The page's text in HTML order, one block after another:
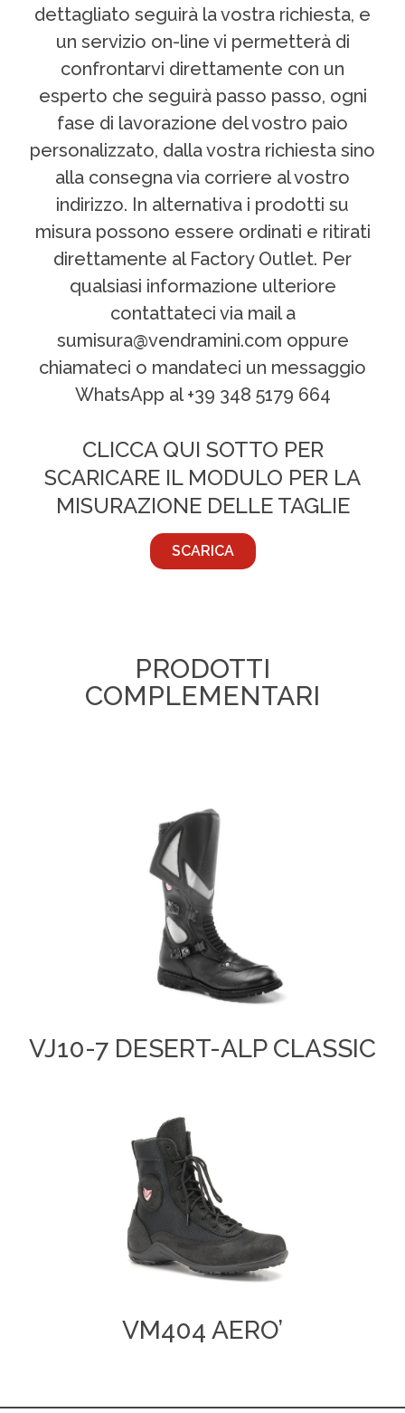
dettagliato seguirà la vostra richiesta, e
un servizio on-line vi permetterà di
confrontarvi direttamente con un
esperto che seguirà passo passo, ogni
fase di lavorazione del vostro paio
personalizzato, dalla vostra richiesta sino
alla consegna via corriere al vostro
indirizzo. In alternativa i prodotti su
misura possono essere ordinati e ritirati
direttamente al Factory Outlet. Per
qualsiasi informazione ulteriore
contattateci via mail a
sumisura@vendramini.com oppure
chiamateci o mandateci un messaggio
WhatsApp al +39 348 5179 664
CLICCA QUI SOTTO PER
SCARICARE IL MODULO PER LA
MISURAZIONE DELLE TAGLIE
SCARICA
PRODOTTI
COMPLEMENTARI
VJ10-7 DESERT-ALP CLASSIC
VM404 AERO’